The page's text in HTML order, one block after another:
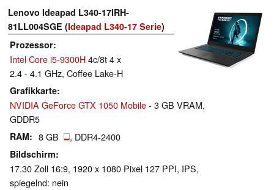
Lenovo Ideapad L340-17IRH-
81LL004SGE (Ideapad L340-17 Serie)
Prozessor
Intel Core i5-9300H4c/8t 4 x
2.4 - 4.1 GHz, Coffee Lake-H
Grafikkarte
NVIDIA GeForce GTX 1050 Mobile- 3 GB VRAM,
GDDR5
RAM 8 GB , DDR4-2400
Bildschirm
17.30 Zoll 16:9, 1920 x 1080 Pixel 127 PPI, IPS,
spiegelnd: nein